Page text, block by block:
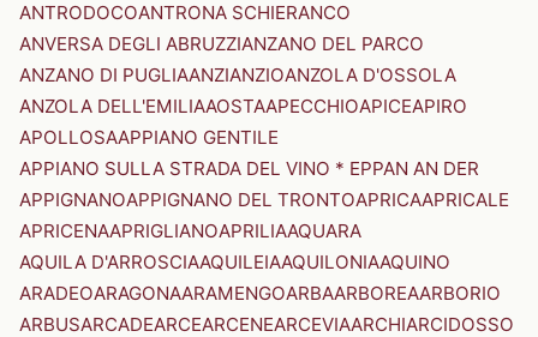
ANTRODOCOANTRONA SCHIERANCO
ANVERSA DEGLI ABRUZZIANZANO DEL PARCO
ANZANO DI PUGLIAANZIANZIOANZOLA D'OSSOLA
ANZOLA DELL'EMILIAAOSTAAPECCHIOAPICEAPIRO
APOLLOSAAPPIANO GENTILE
APPIANO SULLA STRADA DEL VINO * EPPAN AN DER
APPIGNANOAPPIGNANO DEL TRONTOAPRICAAPRICALE
APRICENAAPRIGLIANOAPRILIAAQUARA
AQUILA D'ARROSCIAAQUILEIAAQUILONIAAQUINO
ARADEOARAGONAARAMENGOARBAARBOREAARBORIO
ARBUSARCADEARCEARCENEARCEVIAARCHIARCIDOSSO